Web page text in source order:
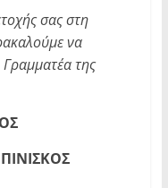
σας στη
να
Γραμματέα της